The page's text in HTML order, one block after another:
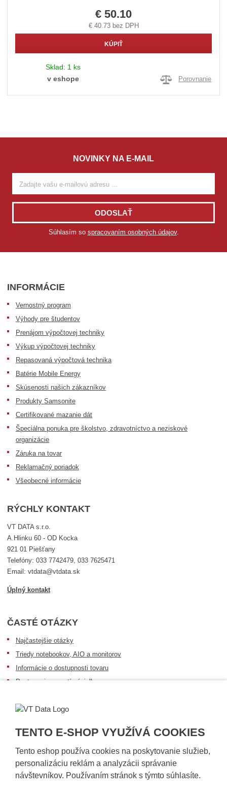
TENTO E-SHOP VYUŽÍVÁ COOKIES
Tento eshop používa cookies na poskytovanie služieb,
personalizáciu reklám a analyzácii správanie
návštevníkov. Používaním stránok s týmto súhlasíte.
€ 50.10
€ 40.73 bez DPH
KÚPIŤ
Sklad: 1 ks
v eshope
Porovnanie
NOVINKY NA E-MAIL
ODOSLAŤ
Súhlasím so spracovaním osobných údajov.
INFORMÁCIE
Vernostný program
Výhody pre študentov
Prenájom výpočtovej techniky
Výkup výpočtovej techniky
Repasovaná výpočtová technika
Batérie Mobile Energy
Skúsenosti našich zákazníkov
Produkty Samsonite
Certifikované mazanie dát
Špeciálna ponuka pre školstvo, zdravotníctvo a neziskové
organizácie
Záruka na tovar
Reklamačný poriadok
Všeobecné informácie
RÝCHLY KONTAKT
VT DATA s.r.o.
A.Hlinku 60 - OD Kocka
921 01 Piešťany
Telefóny: 033 7742479, 033 7625471
Email: vtdata@vtdata.sk
Úplný kontakt
ČASTÉ OTÁZKY
Najčastejšie otázky
Triedy notebookov, AIO a monitorov
Informácie o dostupnosti tovaru
Postup pri prevzatí zásielky
Sledovanie zásielok